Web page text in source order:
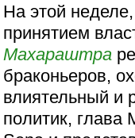
На этой
принятием
Махараштра
браконьеров,
влиятельный и
политик, глава